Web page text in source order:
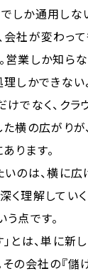
しか通用しな
会社が変わっ
営業しか知ら
理しかできな
けでなく、ク
た横の広がりが
ります。
のは、横に広
く理解してい
点です。
」とは、単に新
その会社の『儲